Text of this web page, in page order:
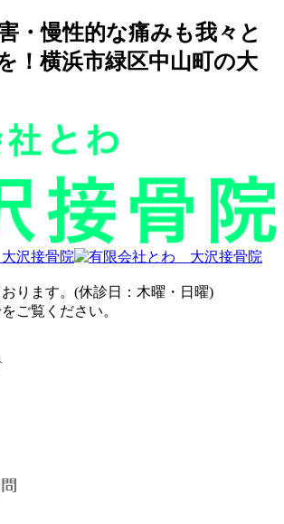
・慢性的な痛みも我々と
！横浜市緑区中山町の大
ります。(休診日：木曜・日曜)
ご覧ください。